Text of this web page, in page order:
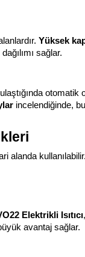
Yüksek
sağlar.
incelendiğinde,
alanda
Elektrikli Isıtıcı
avantaj sağlar.